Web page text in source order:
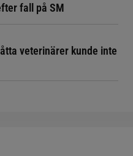
fall på SM
veterinärer kunde inte